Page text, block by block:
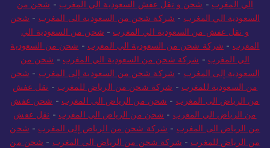
الي المغرب - شحن و نقل عفش السعودية الي المغرب - شحن من
السعودية الي المغرب - شركة شحن من السعودية الى المغرب - شحن
و نقل عفش من السعودية الي المغرب - شحن من السعودية الي
المغرب - شركة شحن من السعودية الي المغرب - شحن من السعودية
الي المغرب - شركة شحن من السعودية الي المغرب - شحن من
السعودية إلى المغرب - شركة شحن من السعودية إلى المغرب - شحن
من السعودية للمغرب - شركة شحن من الرياض للمغرب - نقل عفش
من الرياض الى المغرب - شحن من الرياض الى المغرب - شحن عفش
من الرياض الي المغرب - شحن من الرياض الي المغرب - نقل عفش
من الرياض الى المغرب - شركة شحن من الرياض إلى المغرب - شحن
من الرياض للمغرب - شركة شحن من الرياض الى المغرب - شحن من